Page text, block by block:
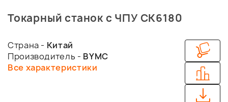
Токарный станок с ЧПУ СК6180
Страна - Китай
Производитель - BYMC
Все характеристики